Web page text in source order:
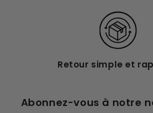
Retour simple et
Abonnez-vous à notre